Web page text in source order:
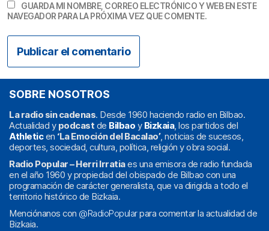
GUARDA MI NOMBRE, CORREO ELECTRÓNICO Y WEB EN ESTE
NAVEGADOR PARA LA PRÓXIMA VEZ QUE COMENTE.
SOBRE NOSOTROS
La radio sin cadenas. Desde 1960 haciendo radio en Bilbao.
Actualidad y podcast de Bilbao y Bizkaia, los partidos del
Athleticen ‘La Emoción del Bacalao’, noticias de sucesos,
deportes, sociedad, cultura, política, religión y obra social.
Radio Popular – Herri Irratiaes una emisora de radio fundada
en el año 1960 y propiedad del obispado de Bilbao con una
programación de carácter generalista, que va dirigida a todo el
territorio histórico de Bizkaia.
Menciónanos con @RadioPopularpara comentar la actualidad de
Bizkaia.